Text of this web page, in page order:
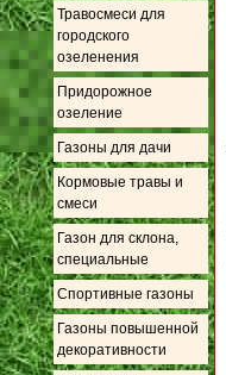
Травосмеси для
городского
озеленения
Придорожное
озеление
Газоны для дачи
Кормовые травы и
смеси
Газон для склона,
специальные
Спортивные газоны
Газоны повышенной
декоративности